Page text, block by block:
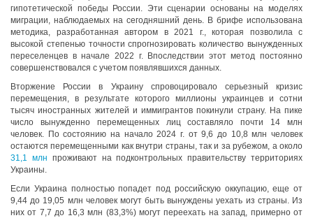
гипотетической победы России. Эти сценарии основаны на моделях
миграции, наблюдаемых на сегодняшний день. В брифе использована
методика, разработанная автором в 2021 г., которая позволила с
высокой степенью точности спрогнозировать количество вынужденных
переселенцев в начале 2022 г. Впоследствии этот метод постоянно
совершенствовался с учетом появлявшихся данных.
Вторжение России в Украину спровоцировало серьезный кризис
перемещения, в результате которого миллионы украинцев и сотни
тысяч иностранных жителей и иммигрантов покинули страну. На пике
число вынужденно перемещенных лиц составляло почти 14 млн
человек. По состоянию на начало 2024 г. от 9,6 до 10,8 млн человек
остаются перемещенными как внутри страны, так и за рубежом, а около
31,1 млн проживают на подконтрольных правительству территориях
Украины.
Если Украина полностью попадет под российскую оккупацию, еще от
9,44 до 19,05 млн человек могут быть вынуждены уехать из страны. Из
них от 7,7 до 16,3 млн (83,3%) могут переехать на запад, примерно от